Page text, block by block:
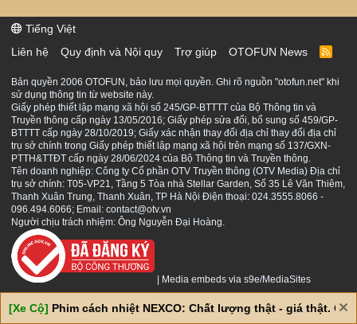
Tiếng Việt
Liên hệ
Quy định và Nội quy Trợ giúp OTOFUN News
R
S
Bản quyền 2006 OTOFUN, bảo lưu mọi quyền. Ghi rõ nguồn "otofun.net" khi
sử dụng thông tin từ website này.
Giấy phép thiết lập mạng xã hội số 245/GP-BTTTT của Bộ Thông tin và
Truyền thông cấp ngày 13/05/2016; Giấy phép sửa đổi, bổ sung số 459/GP-
BTTTT cấp ngày 28/10/2019; Giấy xác nhận thay đổi địa chỉ thay đổi địa chỉ
trụ sở chính trong Giấy phép thiết lập mạng xã hội trên mạng số 137/GXN-
PTTH&TTĐT cấp ngày 28/06/2024 của Bộ Thông tin và Truyền thông.
Tên doanh nghiệp: Công ty Cổ phần OTV Truyền thông (OTV Media) Địa chỉ
trụ sở chính: T05-VP21, Tầng 5 Tòa nhà Stellar Garden, Số 35 Lê Văn Thiêm,
Thanh Xuân Trung, Thanh Xuân, TP Hà Nội Điện thoại: 024.3555.8066 -
096.494.6066; Email: contact@otv.vn
Người chịu trách nhiệm: Ông Nguyễn Đại Hoàng.
Media embeds via s9e/MediaSites
[Xe Cộ] Phim cách nhiệt NEXCO: Chất lượng thật - giá thật. Giá